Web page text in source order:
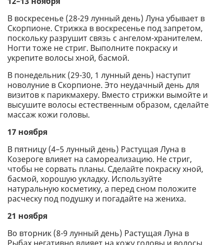
В воскресенье (28-29 лунный день) Луна убывает в
Скорпионе. Стрижка в воскресенье под запретом,
поскольку разрушит связь с ангелом-хранителем.
Ногти тоже не стриг. Выполните покраску и
укрепите волосы хной, басмой.
В понедельник (29-30, 1 лунный день) наступит
новолуние в Скорпионе. Это неудачный день для
визитов к парикмахеру. Вместо стрижки вымойте и
высушите волосы естественным образом, сделайте
массаж кожи головы.
17 ноября
В пятницу (4–5 лунный день) Растущая Луна в
Козероге влияет на самореализацию. Не стриг,
чтобы не сорвать планы. Сделайте покраску хной,
басмой, хорошую укладку. Используйте
натуральную косметику, а перед сном положите
расческу под подушку и погадайте на жениха.
21 ноября
Во вторник (8-9 лунный день) Растущая Луна в